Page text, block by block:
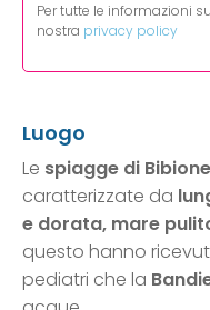
Per tutte le informazioni
nostra privacy policy
Luogo
Le spiagge di
caratterizzate da
e dorata, mare
questo hanno
pediatri che la